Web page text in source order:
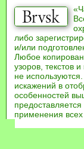
либо
и/или
Любое
узоров, текстов
не
искажений в
особенностей
применения всех